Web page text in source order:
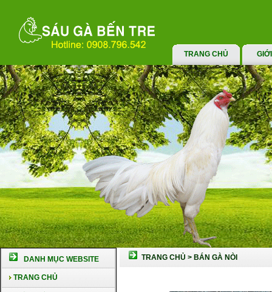
TRANG CHỦ
DANH MỤC WEBSITE
TRANG CHỦ
TRANG CHỦ > BÁN GÀ NÒI